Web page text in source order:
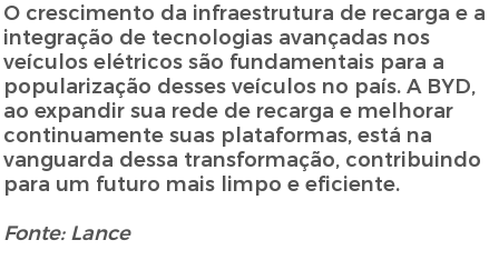
O crescimento da infraestrutura de recarga e a
integração de tecnologias avançadas nos
veículos elétricos são fundamentais para a
popularização desses veículos no país. A BYD,
ao expandir sua rede de recarga e melhorar
continuamente suas plataformas, está na
vanguarda dessa transformação, contribuindo
para um futuro mais limpo e eficiente.
Fonte: Lance